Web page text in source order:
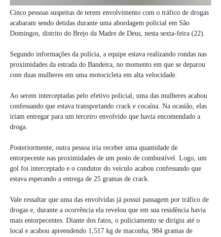
Cinco pessoas suspeitas de terem envolvimento com o tráfico de drogas
acabaram sendo detidas durante uma abordagem policial em São
Domingos, distrito do Brejo da Madre de Deus, nesta sexta-feira (22).
Segundo informações da polícia, a equipe estava realizando rondas nas
proximidades da estrada do Bandeira, no momento em que se deparou
com duas mulheres em uma motocicleta em alta velocidade.
Ao serem interceptadas pelo efetivo policial, uma das mulheres acabou
confessando que estava transportando crack e cocaína. Na ocasião, elas
iriam entregar para um terceiro envolvido que havia encomendado a
droga.
Posteriormente, outra pessoa iria receber uma quantidade de
entorpecente nas proximidades de um posto de combustível. Logo, um
gol foi interceptado e o condutor do veículo acabou confessando que
estava esperando a entrega de 25 gramas de crack.
Vale ressaltar que uma das envolvidas já possui passagem por tráfico de
drogas e, durante a ocorrência ela revelou que em sua residência havia
mais entorpecentes. Diante dos fatos, o policiamento se dirigiu até o
local e acabou apreendendo 1,517 kg de maconha, 984 gramas de